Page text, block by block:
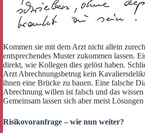
Kommen sie mit dem Arzt nicht allein
entsprechendes Muster zukommen lassen.
direkt, wie Kollegen dies gelöst haben.
Arzt Abrechnungsbetrug kein
ihnen eine Brücke zu bauen. Eine falsche
Abrechnung willen ist falsch und das
Gemeinsam lassen sich aber meist
Risikovoranfrage – wie nun weiter?